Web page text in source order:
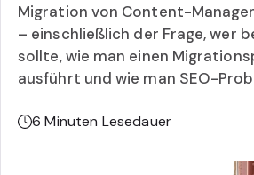
Migration von Content-
– einschließlich der Frage, wer
sollte, wie man einen
ausführt und wie man SEO-
6 Minuten Lesedauer